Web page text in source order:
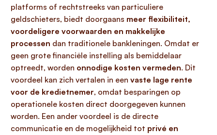
platforms of rechtstreeks van particuliere
geldschieters, biedt doorgaans meer flexibiliteit,
voordeligere voorwaarden en makkelijke
processen dan traditionele bankleningen. Omdat er
geen grote financiële instelling als bemiddelaar
optreedt, worden onnodige kosten vermeden. Dit
voordeel kan zich vertalen in een vaste lage rente
voor de kredietnemer, omdat besparingen op
operationele kosten direct doorgegeven kunnen
worden. Een ander voordeel is de directe
communicatie en de mogelijkheid tot privé en